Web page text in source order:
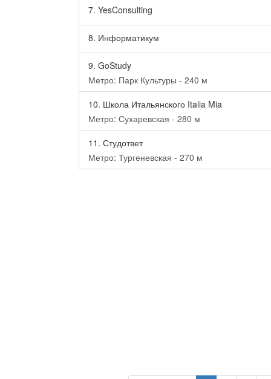
7. YesConsulting
8. Информатикум
9. GoStudy
Метро: Парк Культуры - 240 м
10. Школа Итальянского Italia Mia
Метро: Сухаревская - 280 м
11. Студответ
Метро: Тургеневская - 270 м